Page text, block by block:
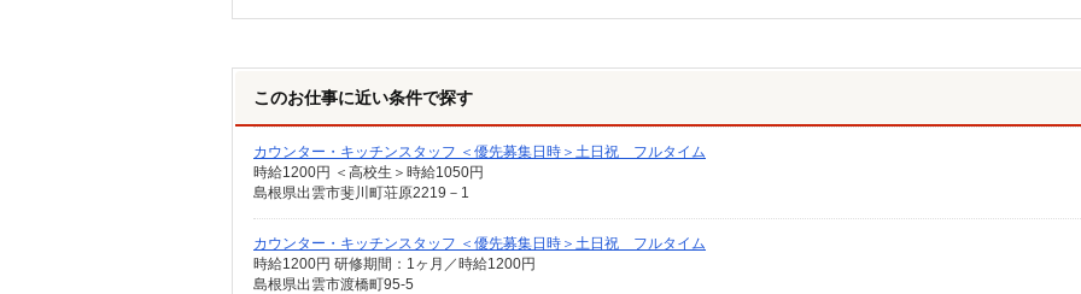
このお仕事に近い条件で探す
カウンター・キッチンスタッフ ＜優先募集日時＞土日祝 フルタイム
時給1200円 ＜高校生＞時給1050円
島根県出雲市斐川町荘原2219－1
カウンター・キッチンスタッフ ＜優先募集日時＞土日祝 フルタイム
時給1200円 研修期間：1ヶ月／時給1200円
島根県出雲市渡橋町95-5